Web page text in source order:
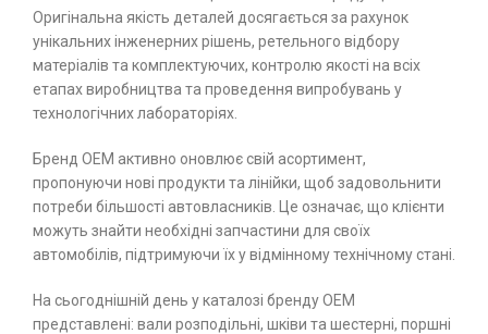
Оригінальна якість деталей досягається за рахунок
унікальних інженерних рішень, ретельного відбору
матеріалів та комплектуючих, контролю якості на всіх
етапах виробництва та проведення випробувань у
технологічних лабораторіях.
Бренд ОЕМ активно оновлює свій асортимент,
пропонуючи нові продукти та лінійки, щоб задовольнити
потреби більшості автовласників. Це означає, що клієнти
можуть знайти необхідні запчастини для своїх
автомобілів, підтримуючи їх у відмінному технічному стані.
На сьогоднішній день у каталозі бренду ОЕМ
представлені: вали розподільні, шківи та шестерні, поршні